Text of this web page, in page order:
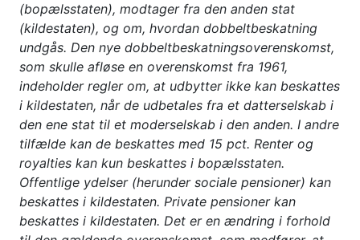
(bopælssta­ten), modtager fra den anden stat
(kildestaten), og om, hvordan dobbeltbeskatning
undgås. Den nye dobbeltbeskatningsoverenskomst,
som skulle afløse en overenskomst fra 1961,
indeholder regler om, at udbytter ikke kan beskattes
i kildestaten, når de udbetales fra et datterselskab i
den ene stat til et moderselskab i den anden. I andre
tilfælde kan de beskattes med 15 pct. Renter og
royalties kan kun beskattes i bopælsstaten.
Offentlige ydelser (herunder sociale pensioner) kan
beskattes i kildestaten. Private pensioner kan
beskattes i kildestaten. Det er en ændring i forhold